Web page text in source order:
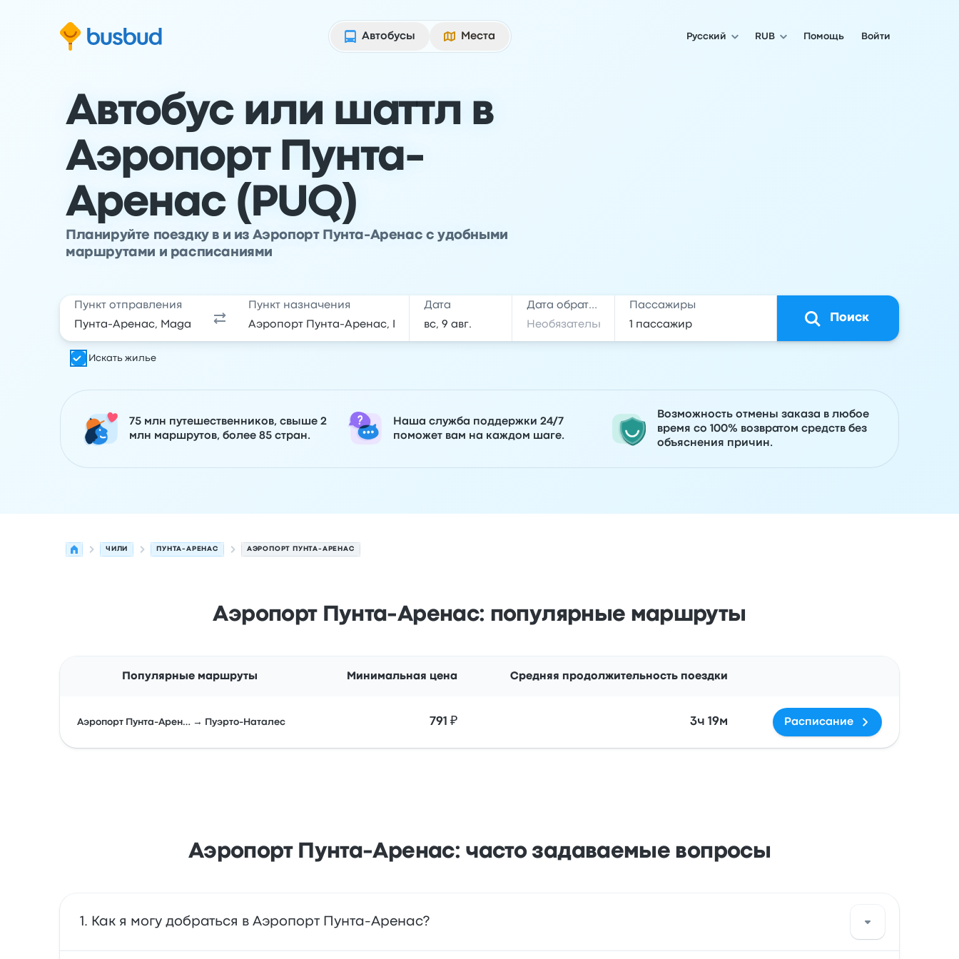
Автобусы
Места Русский RUB Помощь Войти
Автобус или шаттл в
Аэропорт Пунта-
Аренас (PUQ)
Планируйте поездку в и из Аэропорт Пунта-Аренас с удобными
маршрутами и расписаниями
Пункт отправления Пункт назначения Дата Дата обратной поездки Пассажиры
Поиск
Искать жилье
75 млн путешественников, свыше 2
млн маршрутов, более 85 стран.
Наша служба поддержки 24/7
поможет вам на каждом шаге.
Возможность отмены заказа в любое
время со 100% возвратом средств без
объяснения причин.
ЧИЛИ ПУНТА-АРЕНАС АЭРОПОРТ ПУНТА-АРЕНАС
Аэропорт Пунта-Аренас: популярные маршруты
Популярные маршруты Минимальная цена Средняя продолжительность поездки
Аэропорт Пунта-Арен… → Пуэрто-Наталес 791 ₽ 3ч 19м Расписание
Аэропорт Пунта-Аренас: часто задаваемые вопросы
Как я могу добраться в Аэропорт Пунта-Аренас?